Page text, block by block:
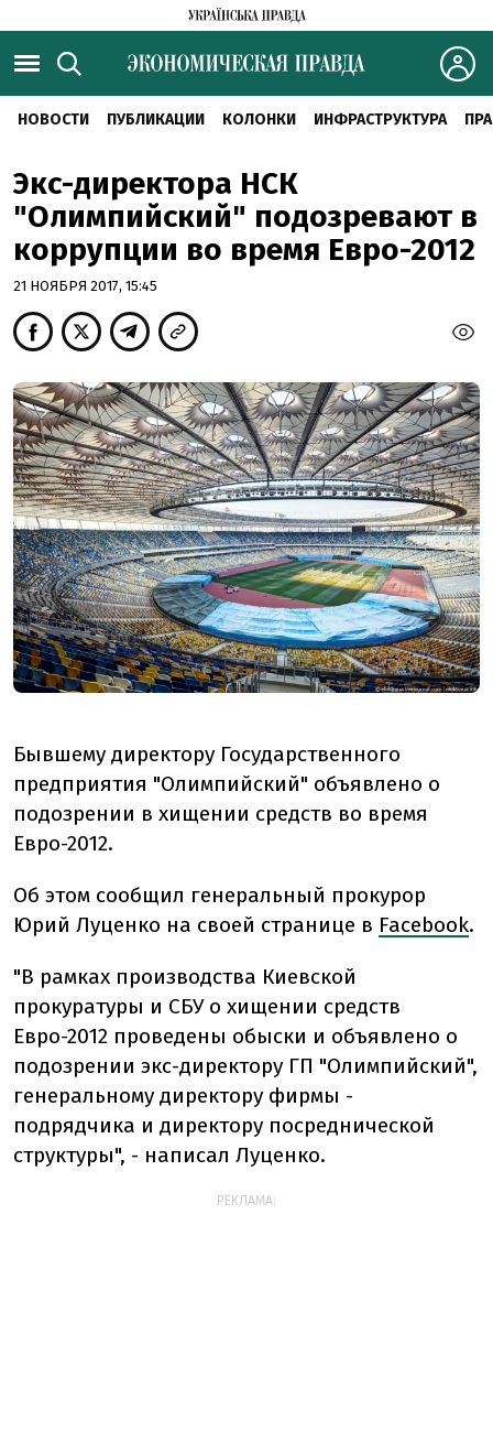
НОВОСТИ ПУБЛИКАЦИИ КОЛОНКИ ИНФРАСТРУКТУРА
Экс-директора НСК
"Олимпийский" подозревают в
коррупции во время Евро-2012
21 НОЯБРЯ 2017, 15:45
Бывшему директору Государственного
предприятия "Олимпийский" объявлено о
подозрении в хищении средств во время
Евро-2012.
Об этом сообщил генеральный прокурор
Юрий Луценко на своей странице в Facebook.
"В рамках производства Киевской
прокуратуры и СБУ о хищении средств
Евро-2012 проведены обыски и объявлено о
подозрении экс-директору ГП "Олимпийский",
генеральному директору фирмы -
подрядчика и директору посреднической
структуры", - написал Луценко.
РЕКЛАМА: